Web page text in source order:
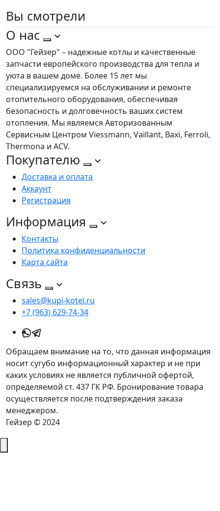
Вы смотрели
О нас
ООО "Гейзер" – надежные котлы и качественные
запчасти европейского производства для тепла и
уюта в вашем доме. Более 15 лет мы
специализируемся на обслуживании и ремонте
отопительного оборудования, обеспечивая
безопасность и долговечность ваших систем
отопления. Мы являемся Авторизованным
Сервисным Центром Viessmann, Vaillant, Baxi, Ferroli,
Thermona и ACV.
Покупателю
Доставка и оплата
Аккаунт
Регистрация
Информация
Контакты
Политика конфиденциальности
Карта сайта
Связь
sales@kupi-kotel.ru
+7 (963) 629-74-34
Обращаем внимание на то, что данная информация
носит сугубо информационный характер и не при
каких условиях не является публичной офертой,
определяемой ст. 437 ГК РФ. Бронирование товара
осуществляется после подтверждения заказа
менеджером.
Гейзер © 2024